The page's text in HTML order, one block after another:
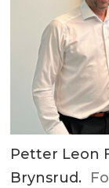
Petter Leon
Brynsrud.